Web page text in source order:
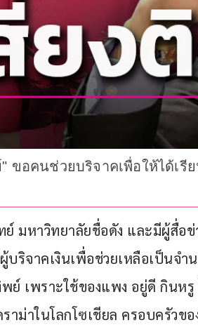
ขอคนช่วยบริจาคเพื่อให้ได้เ
มหาวิทยาลัยชื่อดัง และมีผู้สื่อข่
ริจาคเงินเพื่อช่วยเหลือเป็นจำ
ย์ เพราะใช้ของแพง อยู่ดี กินหรู
าม่าในโลกโซเชียล ครอบครัวข